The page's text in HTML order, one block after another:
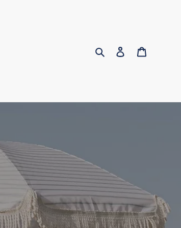
BuscarAcceder